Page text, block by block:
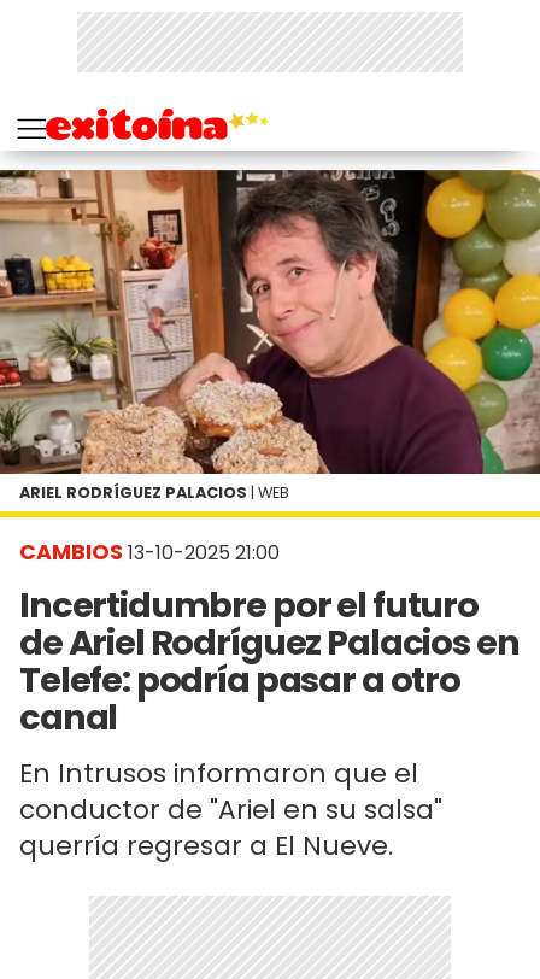
CAMBIOS 13-10-2025 21:00
Incertidumbre por el futuro
de Ariel Rodríguez Palacios en
Telefe: podría pasar a otro
canal
En Intrusos informaron que el
conductor de "Ariel en su salsa"
querría regresar a El Nueve.
ARIEL RODRÍGUEZ PALACIOS | WEB